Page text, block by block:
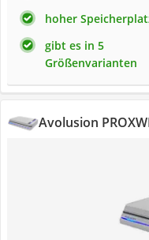
hoher
gibt es in 5
Größenvarianten
Avolusion